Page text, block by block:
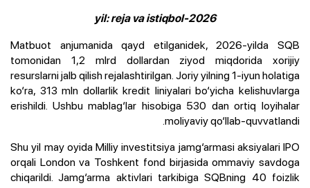
2026-yil: reja va istiqbol
Matbuot anjumanida qayd etilganidek, 2026-yilda SQB
tomonidan 1,2 mlrd dollardan ziyod miqdorida xorijiy
resurslarni jalb qilish rejalashtirilgan. Joriy yilning 1-iyun holatiga
ko‘ra, 313 mln dollarlik kredit liniyalari bo‘yicha kelishuvlarga
erishildi. Ushbu mablag‘lar hisobiga 530 dan ortiq loyihalar
moliyaviy qo‘llab-quvvatlandi.
Shu yil may oyida Milliy investitsiya jamg‘armasi aksiyalari IPO
orqali London va Toshkent fond birjasida ommaviy savdoga
chiqarildi. Jamg‘arma aktivlari tarkibiga SQBning 40 foizlik